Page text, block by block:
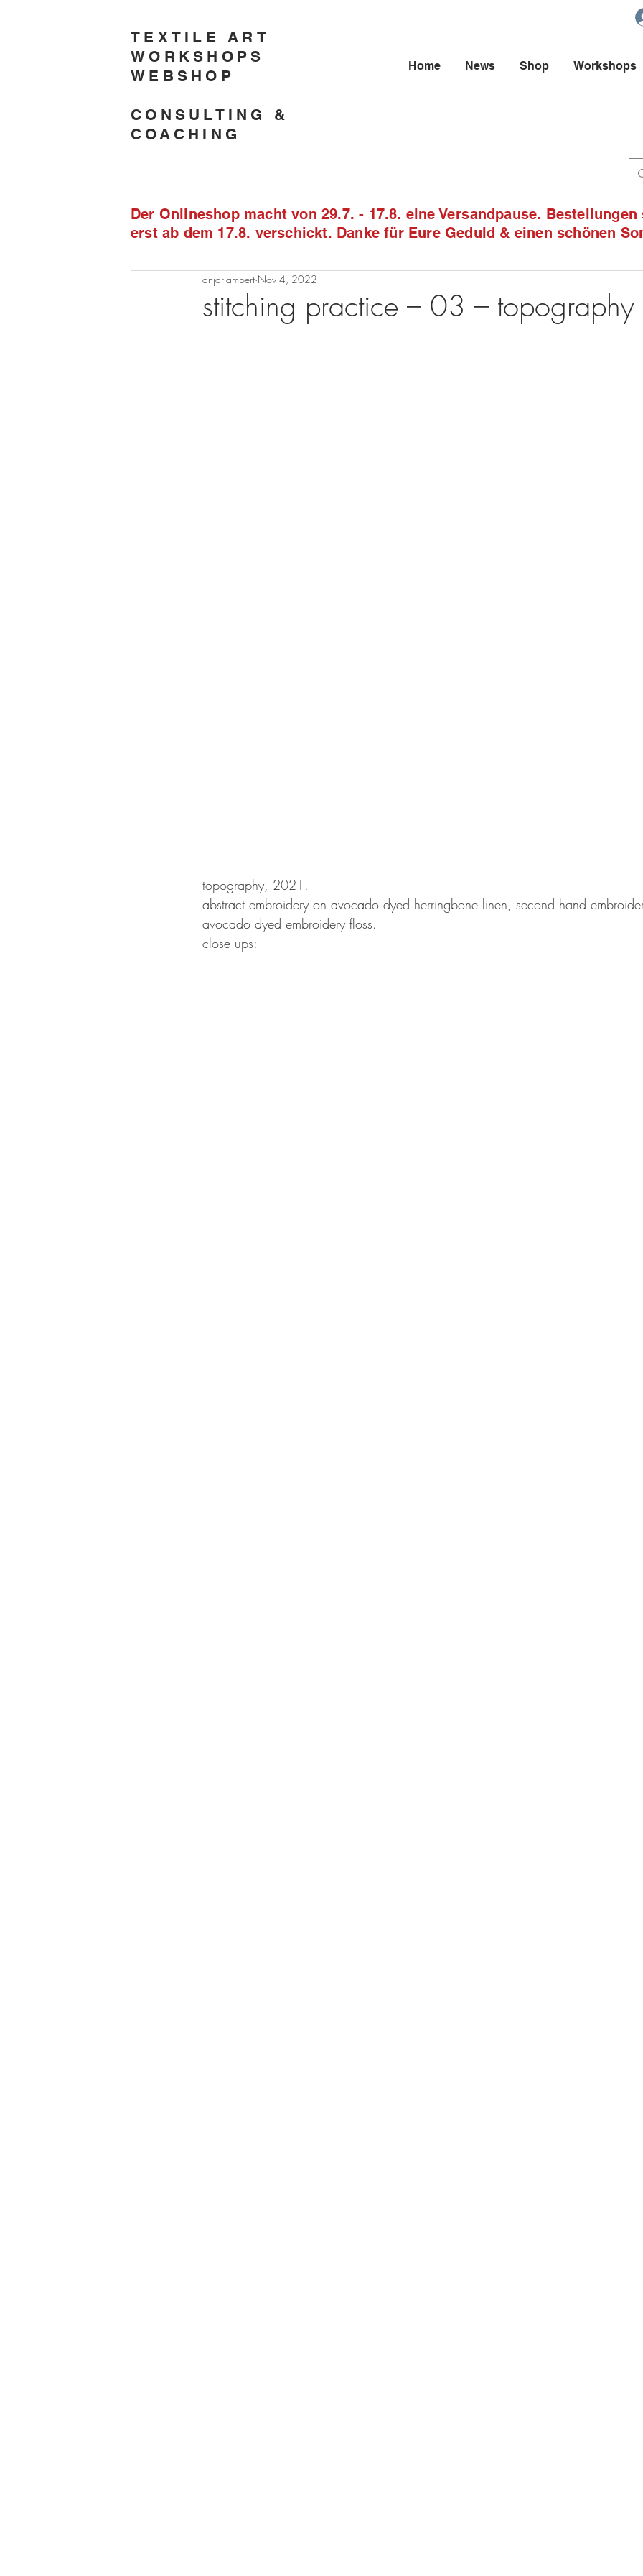
TEXTILE ART
WORKSHOPS
WEBSHOP
CONSULTING &
COACHING
Home News Shop Workshops
Der Onlineshop macht von 29.7. - 17.8. eine Versandpause.
erst ab dem 17.8. verschickt. Danke für Eure Geduld & einen schönen
stitching practice – 03 – topography
anjarlampert Nov 4, 2022
topography, 2021.
abstract embroidery on avocado dyed herringbone linen, second hand
avocado dyed embroidery floss.
close ups: